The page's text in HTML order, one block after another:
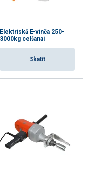
Elektriskā E-vinča 250-
3000kg celšanai
Skatīt